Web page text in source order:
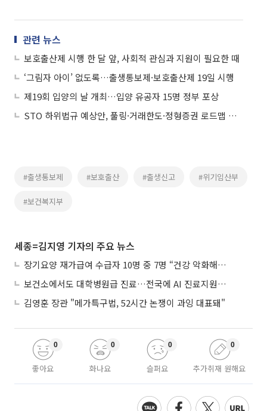
관련 뉴스
보호출산제 시행 한 달 앞, 사회적 관심과 지원이 필요한 때
‘그림자 아이’ 없도록…출생통보제·보호출산제 19일 시행
제19회 입양의 날 개최…입양 유공자 15명 정부 포상
STO 하위법규 예상안, 풀링·거래한도·정형증권 로드맵 제시
#출생통보제 #보호출산 #출생신고 #위기임산부
#보건복지부
세종=김지영 기자의 주요 뉴스
장기요양 재가급여 수급자 10명 중 7명 “건강 악화해도 집에서”
보건소에서도 대학병원급 진료…전국에 AI 진료지원도구 보급
김영훈 장관 "메가특구법, 52시간 논쟁이 과잉 대표돼"
좋아요
0
화나요
0
슬퍼요
0
추가취재 원해요
0